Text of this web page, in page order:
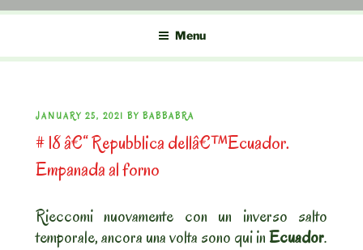
Menu
POSTED
ON
JANUARY 25, 2021 BY BABBABRA
# 18 â€“ Repubblica dellâ€™Ecuador.
Empanada al forno
Rieccomi nuovamente con un inverso salto
temporale, ancora una volta sono qui inEcuador.